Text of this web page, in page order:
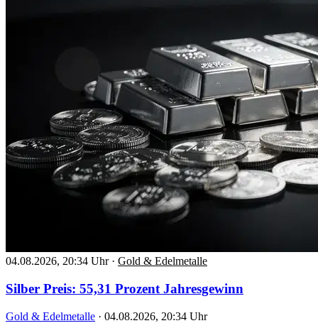
04.08.2026, 20:34 Uhr · Gold & Edelmetalle
Silber Preis: 55,31 Prozent Jahresgewinn
Gold & Edelmetalle · 04.08.2026, 20:34 Uhr